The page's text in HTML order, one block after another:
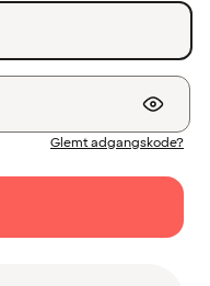
Glemt adgangskode?